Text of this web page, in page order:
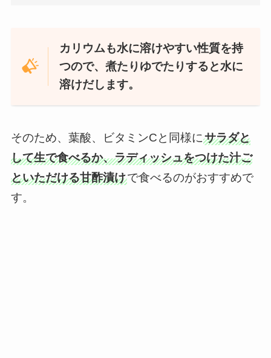
カリウムも水に溶けやすい性質を持
つので、煮たりゆでたりすると水に
溶けだします。
そのため、葉酸、ビタミンCと同様にサラダと
して生で食べるか、ラディッシュをつけた汁ご
といただける甘酢漬けで食べるのがおすすめで
す。